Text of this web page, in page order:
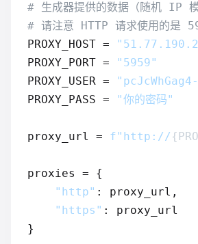
# 生成器提供的数据（随机 IP 模
# 请注意 HTTP 请求使用的是
PROXY_HOST =
PROXY_PORT =
"5959"
PROXY_USER =
PROXY_PASS =
"你的密码"
proxy_url = f"http://
proxies = {
"http" : proxy_url,
"https" : proxy_url
}